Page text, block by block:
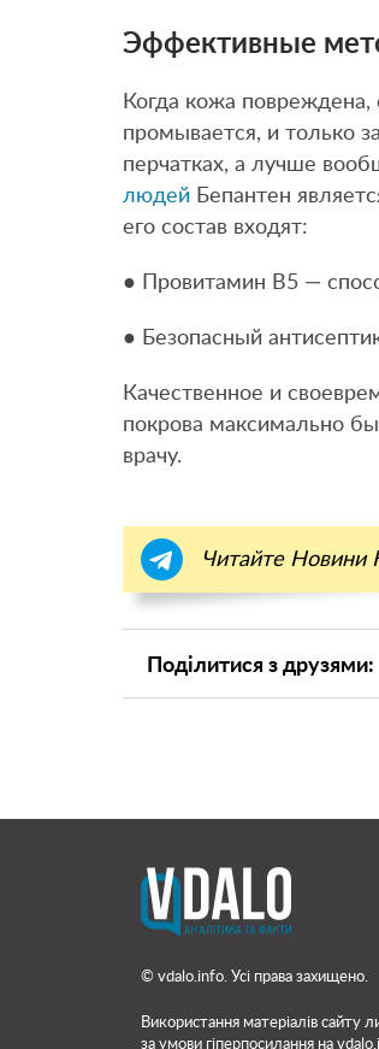
Эффективные
Когда кожа
промывается, и только
перчатках, а лучше
людей Бепантен
его состав входят:
● Провитамин В5 —
● Безопасный
Качественное и
покрова максимально
врачу.
Читайте Новини
Поділитися з друзями:
© vdalo.info. Усі права захищено.
Використання матеріалів сайту
за умови гіперпосилання на